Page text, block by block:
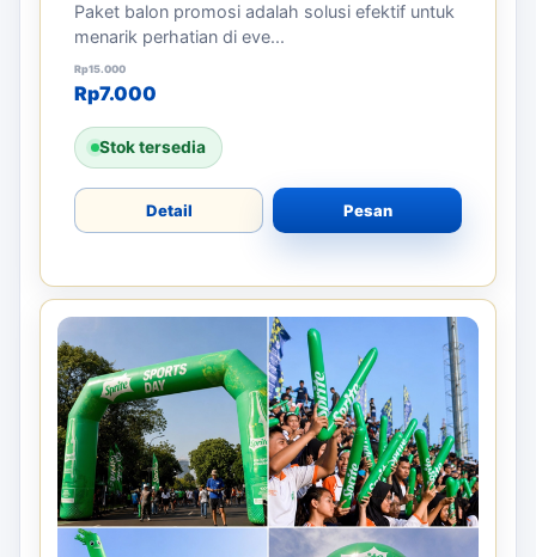
Paket Balon Promosi untuk Event
Tasikmalaya – Tarik Perhatian Lebih
Banyak
Paket balon promosi adalah solusi efektif untuk
menarik perhatian di eve...
Rp 15.000
Harga aslinya adalah: Rp15.000.
Rp7.000
Harga saat ini adalah: Rp7.000.